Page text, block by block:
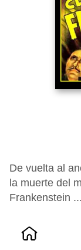
De vuelta al
la muerte del
Frankenstein ...